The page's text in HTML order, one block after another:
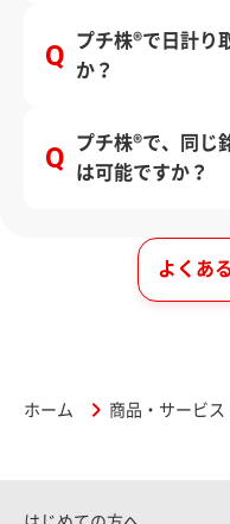
プチ株®で日計り
か？
プチ株®で、同じ
は可能ですか？
よくあ
ホーム 商品・サービス